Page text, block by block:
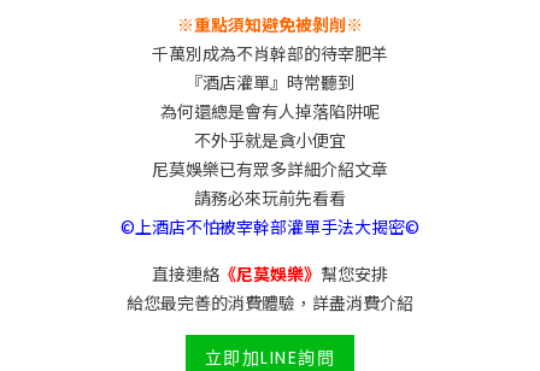
※重點須知避免被剝削※
千萬別成為不肖幹部的待宰肥羊
『酒店灌單』時常聽到
為何還總是會有人掉落陷阱呢
不外乎就是貪小便宜
尼莫娛樂已有眾多詳細介紹文章
請務必來玩前先看看
©上酒店不怕被宰幹部灌單手法大揭密©
直接連絡 《尼莫娛樂》 幫您安排
給您最完善的消費體驗，詳盡消費介紹
立即加LINE詢問